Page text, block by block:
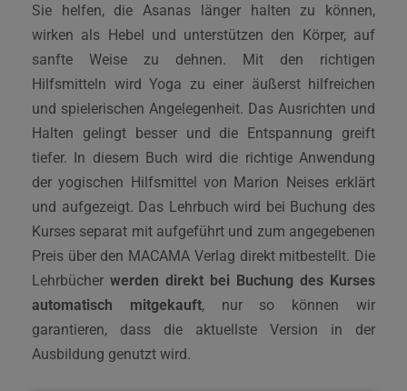
Sie helfen, die Asanas länger halten zu können,
wirken als Hebel und unterstützen den Körper, auf
sanfte Weise zu dehnen. Mit den richtigen
Hilfsmitteln wird Yoga zu einer äußerst hilfreichen
und spielerischen Angelegenheit. Das Ausrichten und
Halten gelingt besser und die Entspannung greift
tiefer. In diesem Buch wird die richtige Anwendung
der yogischen Hilfsmittel von Marion Neises erklärt
und aufgezeigt. Das Lehrbuch wird bei Buchung des
Kurses separat mit aufgeführt und zum angegebenen
Preis über den MACAMA Verlag direkt mitbestellt. Die
Lehrbücher werden direkt bei Buchung des Kurses
automatisch mitgekauft, nur so können wir
garantieren, dass die aktuellste Version in der
Ausbildung genutzt wird.